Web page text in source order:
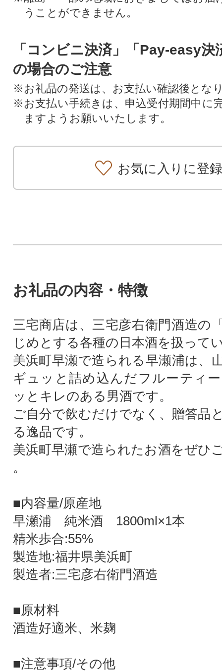
うことができません。
「コンビニ決済」「Pay-easy決
の場合のご注意
※お礼品の発送は、お支払い確認後とな
※お支払い手続きは、申込受付期間中に
ますようお願いいたします。
お気に入りに登録
お礼品の内容・特徴
三宅商店は、三宅彦右衛門酒造の
じめとする各種の日本酒を扱って
美浜町早瀬で造られる早瀬浦は、
ギュッと詰め込んだフルーティ
ッとキレのある男酒です。
ご自分で飲むだけでなく、贈答品
る逸品です。
美浜町早瀬で造られたお酒をぜひ
。
■内容量/原産地
早瀬浦 純米酒 1800ml×1本
精米歩合:55%
製造地:福井県美浜町
製造者:三宅彦右衛門酒造
■原材料
酒造好適米、米麹
■注意事項/その他